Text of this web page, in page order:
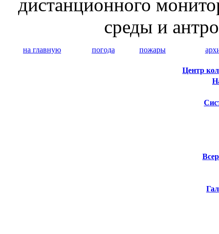
дистанционного
среды и
на главную погода пожары
Центр